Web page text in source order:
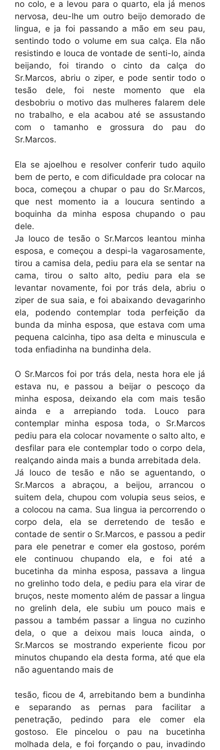
no colo, e a levou para o quarto, ela já menos
nervosa, deu-lhe um outro beijo demorado de
lingua, e ja foi passando a mão em seu pau,
sentindo todo o volume em sua calça. Ela não
resistindo e louca de vontade de senti-lo, ainda
beijando, foi tirando o cinto da calça do
Sr.Marcos, abriu o ziper, e pode sentir todo o
tesão dele, foi neste momento que ela
desbobriu o motivo das mulheres falarem dele
no trabalho, e ela acabou até se assustando
com o tamanho e grossura do pau do
Sr.Marcos.
Ela se ajoelhou e resolver conferir tudo aquilo
bem de perto, e com dificuldade pra colocar na
boca, começou a chupar o pau do Sr.Marcos,
que nest momento ia a loucura sentindo a
boquinha da minha esposa chupando o pau
dele.
Ja louco de tesão o Sr.Marcos leantou minha
esposa, e começou a despi-la vagarosamente,
tirou a camisa dela, pediu para ela se sentar na
cama, tirou o salto alto, pediu para ela se
levantar novamente, foi por trás dela, abriu o
ziper de sua saia, e foi abaixando devagarinho
ela, podendo contemplar toda perfeição da
bunda da minha esposa, que estava com uma
pequena calcinha, tipo asa delta e minuscula e
toda enfiadinha na bundinha dela.
O Sr.Marcos foi por trás dela, nesta hora ele já
estava nu, e passou a beijar o pescoço da
minha esposa, deixando ela com mais tesão
ainda e a arrepiando toda. Louco para
contemplar minha esposa toda, o Sr.Marcos
pediu para ela colocar novamente o salto alto, e
desfilar para ele contemplar todo o corpo dela,
realçando ainda mais a bunda arrebitada dela.
Já louco de tesão e não se aguentando, o
Sr.Marcos a abraçou, a beijou, arrancou o
suitem dela, chupou com volupia seus seios, e
a colocou na cama. Sua lingua ia percorrendo o
corpo dela, ela se derretendo de tesão e
contade de sentir o Sr.Marcos, e passou a pedir
para ele penetrar e comer ela gostoso, porém
ele continuou chupando ela, e foi até a
bucetinha da minha esposa, passava a lingua
no grelinho todo dela, e pediu para ela virar de
bruços, neste momento além de passar a lingua
no grelinh dela, ele subiu um pouco mais e
passou a também passar a lingua no cuzinho
dela, o que a deixou mais louca ainda, o
Sr.Marcos se mostrando experiente ficou por
minutos chupando ela desta forma, até que ela
não aguentando mais de
tesão, ficou de 4, arrebitando bem a bundinha
e separando as pernas para facilitar a
penetração, pedindo para ele comer ela
gostoso. Ele pincelou o pau na bucetinha
molhada dela, e foi forçando o pau, invadindo